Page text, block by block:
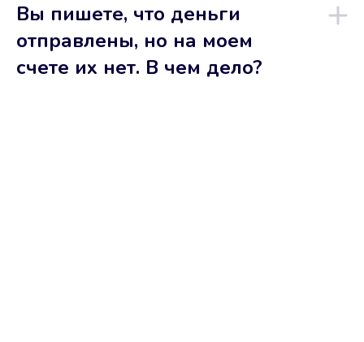
Вы пишете, что деньги
отправлены, но на моем
счете их нет. В чем дело?